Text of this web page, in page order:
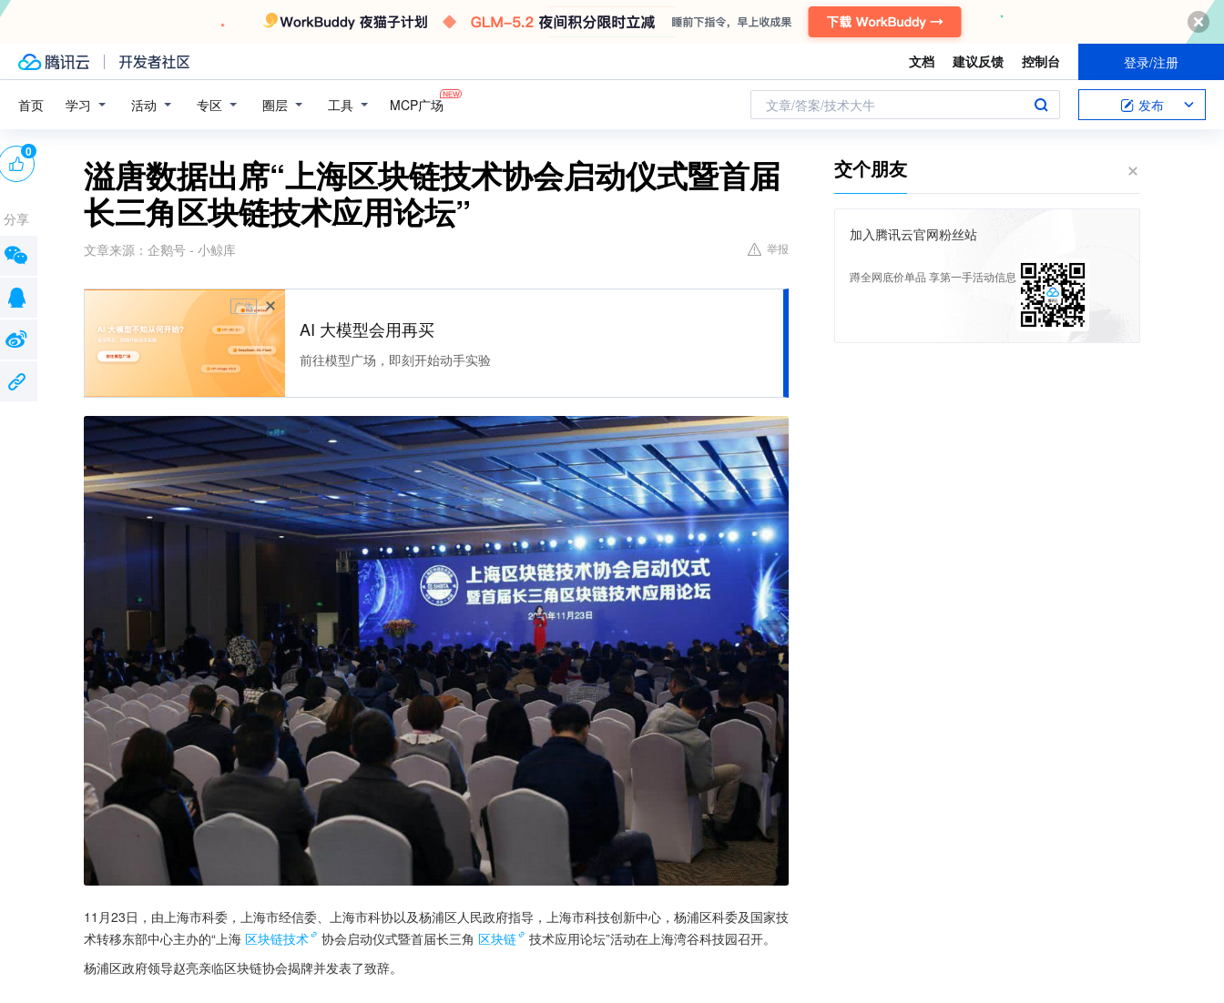
文档 建议反馈 控制台 登录/注册
首页 学习 活动 专区 圈层 工具 MCP广场 文章/答案/技术大牛 发布
溢唐数据出席“上海区块链技术协会启动仪式暨首届
长三角区块链技术应用论坛”
文章来源： 企鹅号 - 小鲸库 举报
广告
AI 大模型会用再买
前往模型广场，即刻开始动手实验
11月23日，由上海市科委，上海市经信委、上海市科协以及杨浦区人民政府指导，上海市科技创新中心，杨浦区科委及国家技
术转移东部中心主办的“上海 区块链技术 协会启动仪式暨首届长三角 区块链
技术应用论坛”活动在上海湾谷科技园召开。
杨浦区政府领导赵亮亲临区块链协会揭牌并发表了致辞。
0
分享
交个朋友
加入腾讯云官网粉丝站
蹲全网底价单品 享第一手活动信息